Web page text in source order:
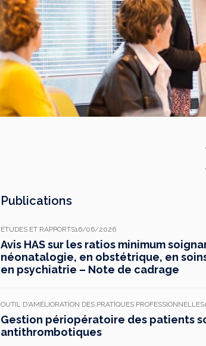
Publications
ÉTUDES ET RAPPORTS16/06/2026
Avis HAS sur les ratios minimum
néonatalogie, en obstétrique, en
en psychiatrie – Note de cadrage
OUTIL D'AMÉLIORATION DES PRATIQUES PROFESSIONNELLES
Gestion périopératoire des patients
antithrombotiques